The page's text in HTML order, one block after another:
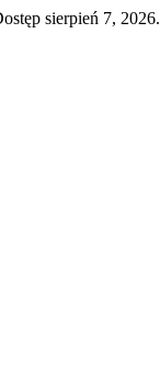
sierpień 7, 2026.